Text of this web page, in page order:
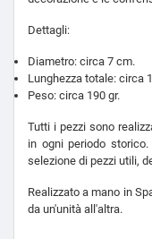
Dettagli:
Diametro: circa 7 cm.
Lunghezza totale: circa
Peso: circa 190 gr.
Tutti i pezzi sono
in ogni periodo
selezione di pezzi utili,
Realizzato a mano in
da un'unità all'altra.